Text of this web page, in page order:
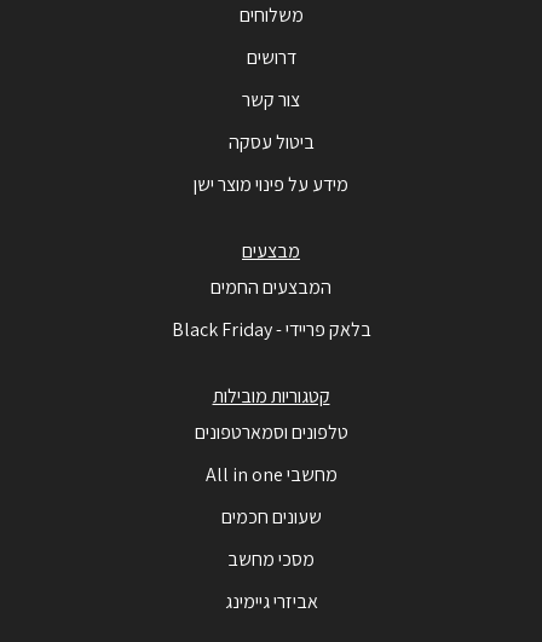
משלוחים
דרושים
צור קשר
ביטול עסקה
מידע על פינוי מוצר ישן
מבצעים
המבצעים החמים
בלאק פריידי - Black Friday
קטגוריות מובילות
טלפונים וסמארטפונים
מחשבי All in one
שעונים חכמים
מסכי מחשב
אביזרי גיימינג